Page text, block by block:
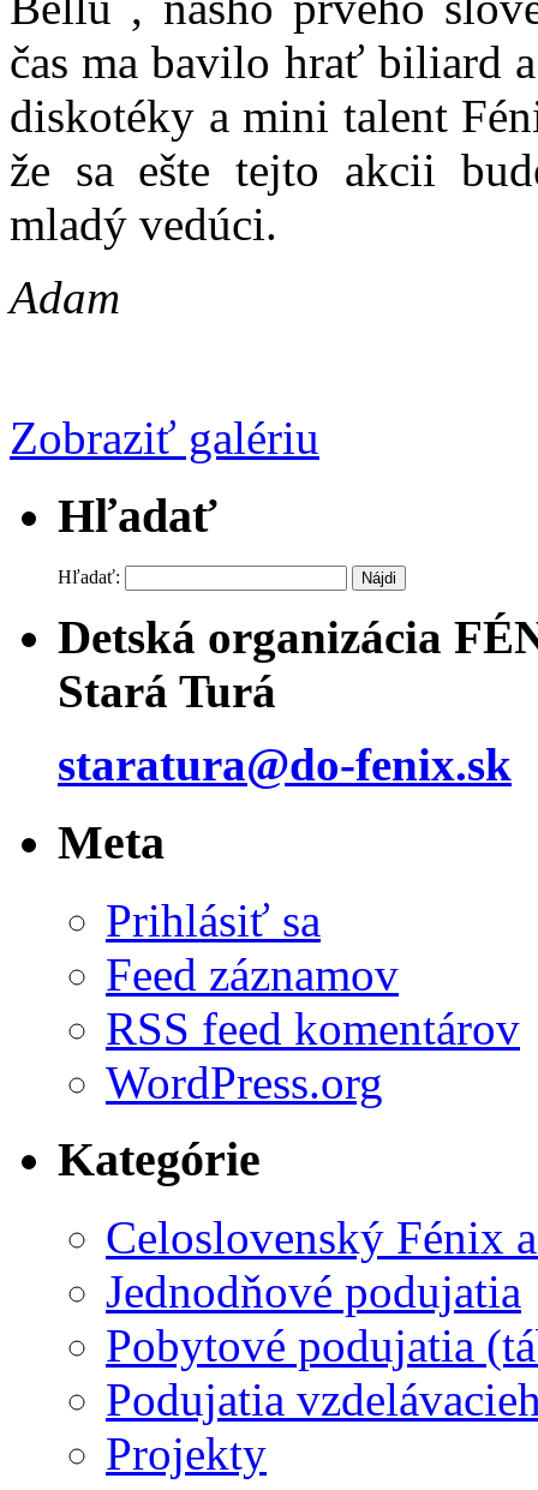
čas ma bavilo hrať biliard
diskotéky a mini talent
že sa ešte tejto akcii
mladý vedúci.
Adam
Zobraziť galériu
Hľadať
Hľadať:
Detská organizácia
Stará Turá
staratura@do-fenix.sk
Meta
Prihlásiť sa
Feed záznamov
RSS feed komentárov
WordPress.org
Kategórie
Celoslovenský Fénix
Jednodňové podujatia
Pobytové podujatia
Podujatia
Projekty